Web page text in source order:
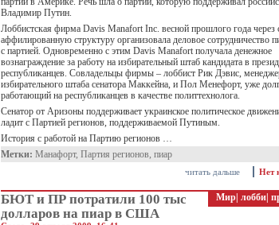
Владимир Путин.
Лоббистская фирма Davis Manafort Inc. весной прошлого года через
аффилированную структуру организовала деловое сотрудничество
с партией. Одновременно с этим Davis Manafort получала денежное
вознаграждение за работу на избирательный штаб кандидата в
республиканцев. Совладельцы фирмы – лоббист Рик Дэвис,
избирательного штаба сенатора Маккейна, и Пол Менефорт, уже
работающий на республиканцев в качестве политтехнолога.
Сенатор от Аризоны поддерживает украинское политическое
ладит с Партией регионов, поддерживаемой Путиным.
История с работой на Партию регионов …
Метки: Манафорт, Партия регионов, пиар
Нет
читать дальше
Мир лобби
БЮТ и ПР потратили 100 тыс
долларов на пиар в США